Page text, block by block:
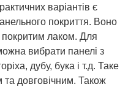
варіантів є
покриття. Воно
лаком. Для
вибрати панелі з
дубу, бука і т.д. Таке
та довговічним. Також